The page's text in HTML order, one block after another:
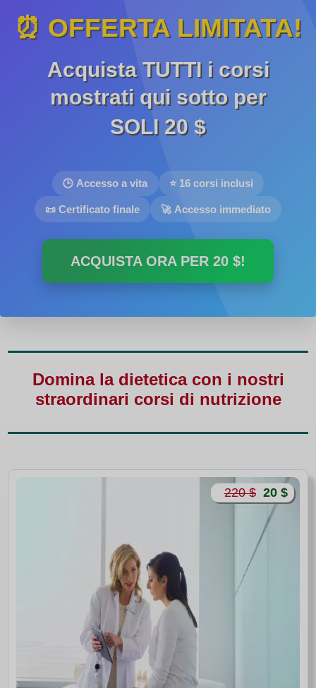
⏰ OFFERTA LIMITATA!
Acquista TUTTI i corsi
mostrati qui sotto per
SOLI 20 $
🕒 Accesso a vita ⭐ 16 corsi inclusi
📜 Certificato finale 🚀 Accesso immediato
ACQUISTA ORA PER 20 $!
Domina la dietetica con i nostri
straordinari corsi di nutrizione
220 $ 20 $